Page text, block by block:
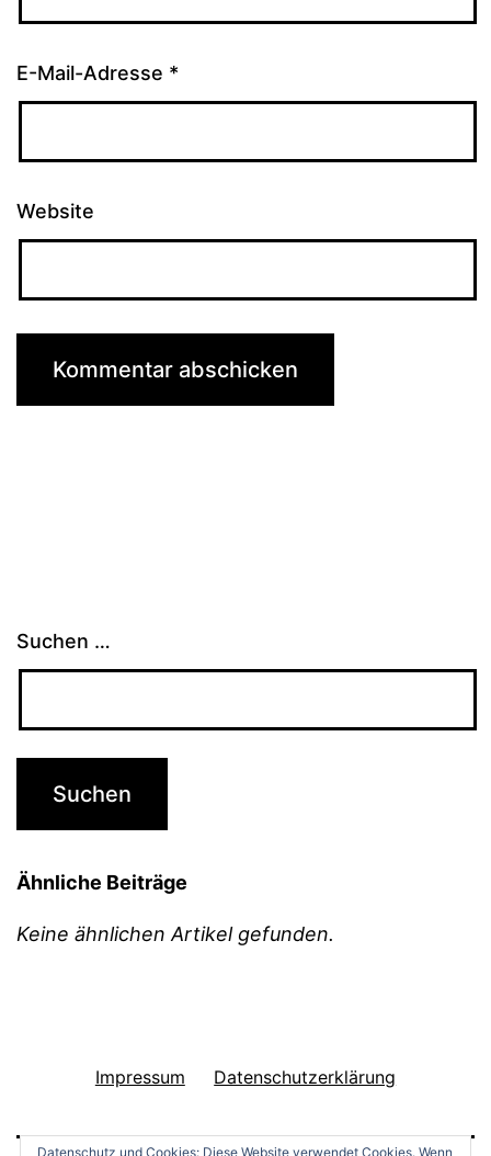
E-Mail-Adresse *
Website
Datenschutz und Cookies: Diese Website verwendet Cookies. Wenn
Suchen …
Ähnliche Beiträge
Keine ähnlichen Artikel gefunden.
Impressum Datenschutzerklärung